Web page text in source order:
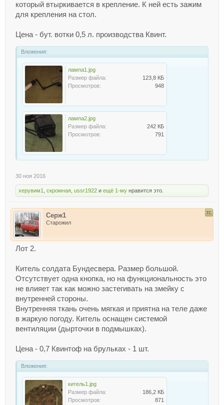
который втыркивается в крепление. К ней есть зажим
для крепления на стол.
Цена - бут. вотки 0,5 л. производства Квинт.
Вложения:
лампа1.jpg
Размер файла:
123,8 КБ
Просмотров:
948
лампа2.jpg
Размер файла:
242 КБ
Просмотров:
791
30 ноя 2016
херувим1 скромная ussr1922 и ещё 1-му нравится это.
Серж1
Старожил
Лот 2.
Китель солдата Бундесвера. Размер большой.
Отсутствует одна кнопка, но на функциональность это
не влияет так как можно застегивать на змейку с
внутренней стороны.
Внутренняя ткань очень мягкая и приятна на теле даже
в жаркую погоду. Китель оснащен системой
вентиляции (дырточки в подмышках).
Цена - 0,7 Квинтоф на брульках - 1 шт.
Вложения:
китель1.jpg
Размер файла:
186,2 КБ
Просмотров:
871